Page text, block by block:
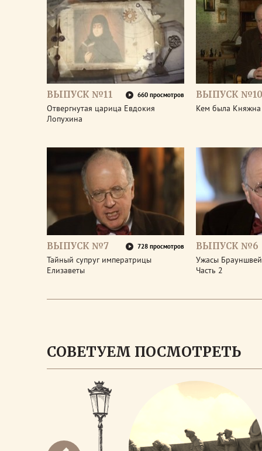
ВЫПУСК №11 660 просмотров
Отвергнутая царица Евдокия
Лопухина
ВЫПУСК №10
Кем была Княжна
ВЫПУСК №7 728 просмотров
Тайный супруг императрицы
Елизаветы
ВЫПУСК №6
Ужасы
Часть 2
СОВЕТУЕМ ПОСМОТРЕТЬ